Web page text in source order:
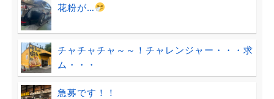
花粉が…
チャチャチャ～～！チャレンジャー・・・求
ム・・・
急募です！！